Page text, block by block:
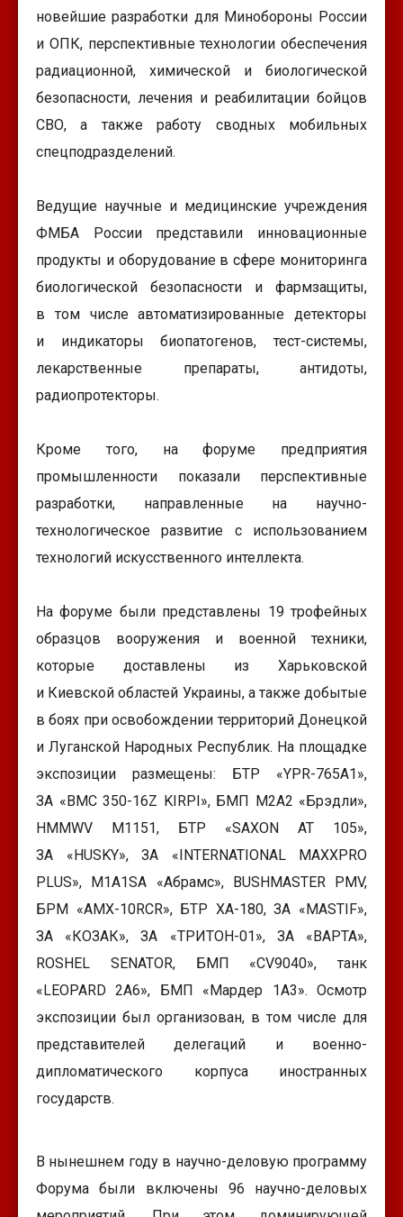
новейшие разработки для Минобороны России
и ОПК, перспективные технологии обеспечения
радиационной, химической и биологической
безопасности, лечения и реабилитации бойцов
СВО, а также работу сводных мобильных
спецподразделений.
Ведущие научные и медицинские учреждения
ФМБА России представили инновационные
продукты и оборудование в сфере мониторинга
биологической безопасности и фармзащиты,
в том числе автоматизированные детекторы
и индикаторы биопатогенов, тест-системы,
лекарственные препараты, антидоты,
радиопротекторы.
Кроме того, на форуме предприятия
промышленности показали перспективные
разработки, направленные на научно-
технологическое развитие с использованием
технологий искусственного интеллекта.
На форуме были представлены 19 трофейных
образцов вооружения и военной техники,
которые доставлены из Харьковской
и Киевской областей Украины, а также добытые
в боях при освобождении территорий Донецкой
и Луганской Народных Республик. На площадке
экспозиции размещены: БТР «YPR-765A1»,
ЗА «BMC 350-16Z KIRPI», БМП М2А2 «Брэдли»,
HMMWV M1151, БТР «SAXON AT 105»,
ЗА «HUSKY», ЗА «INTERNATIONAL MAXXPRO
PLUS», M1A1SA «Абрамс», BUSHMASTER PMV,
БРМ «AMX-10RCR», БТР ХА-180, ЗА «MASTIF»,
ЗА «КОЗАК», ЗА «ТРИТОН-01», ЗА «ВАРТА»,
ROSHEL SENATOR, БМП «CV9040», танк
«LEOPARD 2А6», БМП «Мардер 1A3». Осмотр
экспозиции был организован, в том числе для
представителей делегаций и военно-
дипломатического корпуса иностранных
государств.
В нынешнем году в научно-деловую программу
Форума были включены 96 научно-деловых